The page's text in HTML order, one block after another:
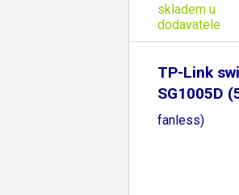
skladem u
dodavatele
TP-Link
SG1005D
fanless)